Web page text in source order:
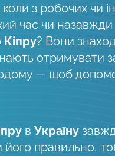
з робочих чи
час чи назавжди
Кіпру? Вони
отримувати
— щоб
в Україну
правильно,